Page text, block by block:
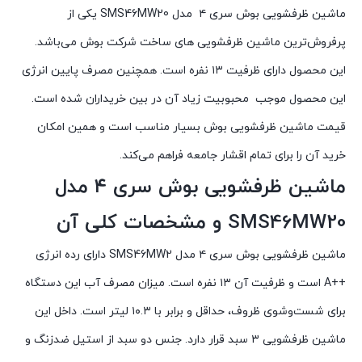
ماشین ظرفشویی بوش سری ۴ مدل SMS46MW20 یکی از
پرفروش‌ترین ماشین ظرفشویی های ساخت شرکت بوش می‌باشد.
این محصول دارای ظرفیت ۱۳ نفره است. همچنین مصرف پایین انرژی
این محصول موجب محبوبیت زیاد آن در بین خریداران شده است.
قیمت ماشین ظرفشویی بوش بسیار مناسب است و همین امکان
خرید آن را برای تمام اقشار جامعه فراهم می‌کند.
ماشین ظرفشویی بوش سری ۴ مدل
SMS46MW20 و مشخصات کلی آن
ماشین ظرفشویی بوش سری ۴ مدل SMS46MW2 دارای رده انرژی
++A است و ظرفیت آن ۱۳ نفره است. میزان مصرف آب این دستگاه
برای شست‌وشوی ظروف، حداقل و برابر با ۱۰.۳ لیتر است. داخل این
ماشین ظرفشویی ۳ سبد قرار دارد. جنس دو سبد از استیل ضدزنگ و